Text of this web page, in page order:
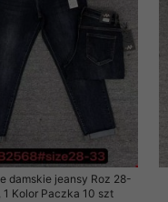
damskie jeansy Roz 28-
1 Kolor Paczka 10 szt